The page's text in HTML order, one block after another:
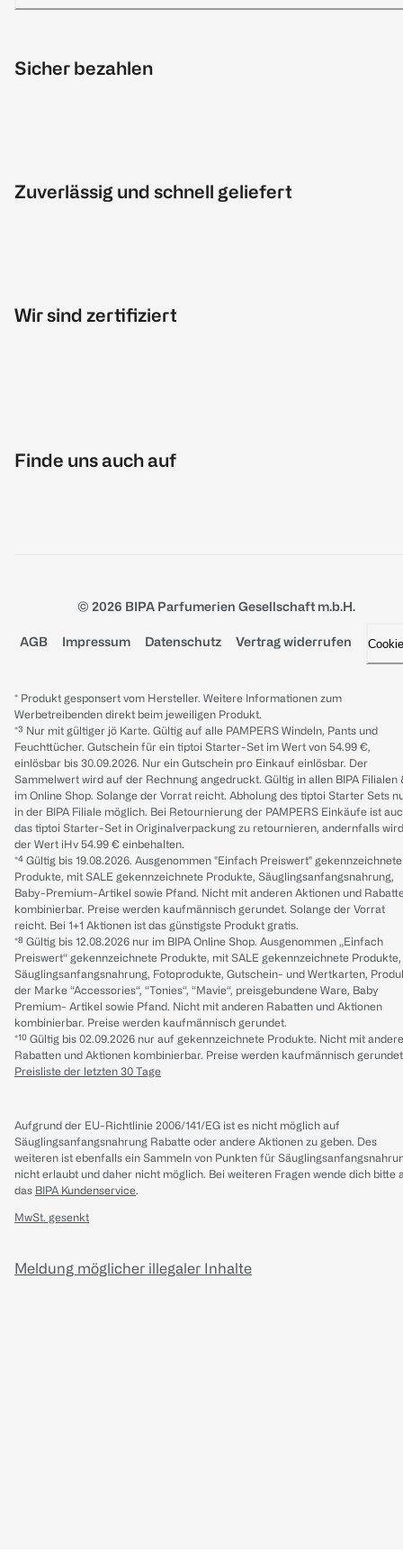
Sicher bezahlen
Zuverlässig und schnell geliefert
Wir sind zertifiziert
Finde uns auch auf
© 2026 BIPA Parfumerien Gesellschaft m.b.H.
AGB Impressum Datenschutz Vertrag widerrufen
* Produkt gesponsert vom Hersteller. Weitere Informationen zum
Werbetreibenden direkt beim jeweiligen Produkt.
*³ Nur mit gültiger jö Karte. Gültig auf alle PAMPERS Windeln, Pants und
Feuchttücher. Gutschein für ein tiptoi Starter-Set im Wert von 54.99 €,
einlösbar bis 30.09.2026. Nur ein Gutschein pro Einkauf einlösbar. Der
Sammelwert wird auf der Rechnung angedruckt. Gültig in allen BIPA Filialen
im Online Shop. Solange der Vorrat reicht. Abholung des tiptoi Starter Sets
in der BIPA Filiale möglich. Bei Retournierung der PAMPERS Einkäufe ist
das tiptoi Starter-Set in Originalverpackung zu retournieren, andernfalls wird
der Wert iHv 54.99 € einbehalten.
*⁴ Gültig bis 19.08.2026. Ausgenommen "Einfach Preiswert" gekennzeichnete
Produkte, mit SALE gekennzeichnete Produkte, Säuglingsanfangsnahrung,
Baby-Premium-Artikel sowie Pfand. Nicht mit anderen Aktionen und
kombinierbar. Preise werden kaufmännisch gerundet. Solange der Vorrat
reicht. Bei 1+1 Aktionen ist das günstigste Produkt gratis.
*⁸ Gültig bis 12.08.2026 nur im BIPA Online Shop. Ausgenommen „Einfach
Preiswert“ gekennzeichnete Produkte, mit SALE gekennzeichnete Produkte,
Säuglingsanfangsnahrung, Fotoprodukte, Gutschein- und Wertkarten,
der Marke “Accessories“, “Tonies“, “Mavie“, preisgebundene Ware, Baby
Premium- Artikel sowie Pfand. Nicht mit anderen Rabatten und Aktionen
kombinierbar. Preise werden kaufmännisch gerundet.
*¹⁰ Gültig bis 02.09.2026 nur auf gekennzeichnete Produkte. Nicht mit
Rabatten und Aktionen kombinierbar. Preise werden kaufmännisch
Preisliste der letzten 30 Tage
Aufgrund der EU-Richtlinie 2006/141/EG ist es nicht möglich auf
Säuglingsanfangsnahrung Rabatte oder andere Aktionen zu geben. Des
weiteren ist ebenfalls ein Sammeln von Punkten für
nicht erlaubt und daher nicht möglich. Bei weiteren Fragen wende dich bitte
das BIPA Kundenservice.
MwSt. gesenkt
Meldung möglicher illegaler Inhalte